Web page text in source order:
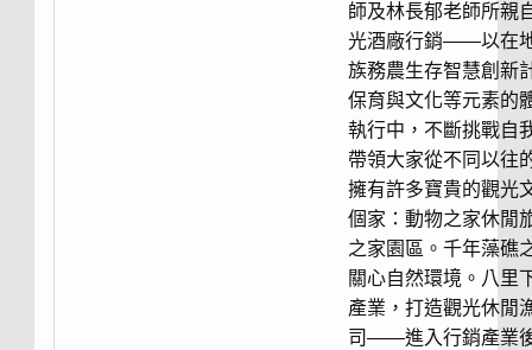
師及林長郁老師所親
光酒廠行銷——以在
族務農生存智慧創新
保育與文化等元素的
執行中，不斷挑戰自
帶領大家從不同以往
擁有許多寶貴的觀光
個家：動物之家休閒
之家園區。千年藻礁
關心自然環境。八
產業，打造觀光休閒
司——進入行銷產業